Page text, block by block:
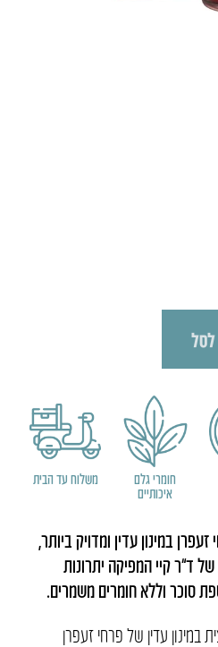
חומרי גלם
איכותיים
משלוח עד הבית
במינון עדין ומדויק ביותר,
ד”ר קיי המפיקה יתרונות
סוכר וללא חומרים משמרים.
במינון עדין של פרחי זעפרן